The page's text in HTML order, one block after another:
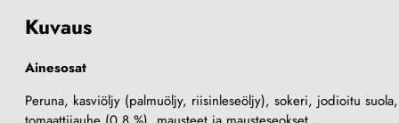
Kuvaus
Ainesosat
Peruna, kasviöljy (palmuöljy, riisinleseöljy), sokeri, jodioitu suola,